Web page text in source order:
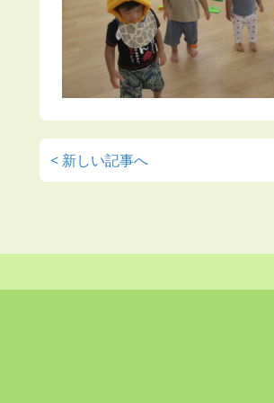
< 新しい記事へ